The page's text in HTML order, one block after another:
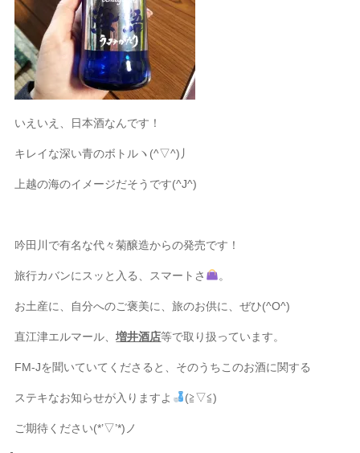
いえいえ、日本酒なんです！
キレイな深い青のボトルヽ(^▽^)丿
上越の海のイメージだそうです(^J^)
吟田川で有名な代々菊醸造からの発売です！
旅行カバンにスッと入る、スマートさ 。
お土産に、自分へのご褒美に、旅のお供に、ぜひ(^O^)
直江津エルマール、増井酒店等で取り扱っています。
FM-Jを聞いていてくださると、そのうちこのお酒に関する
ステキなお知らせが入りますよ (≧▽≦)
ご期待ください(*’▽’*)ノ